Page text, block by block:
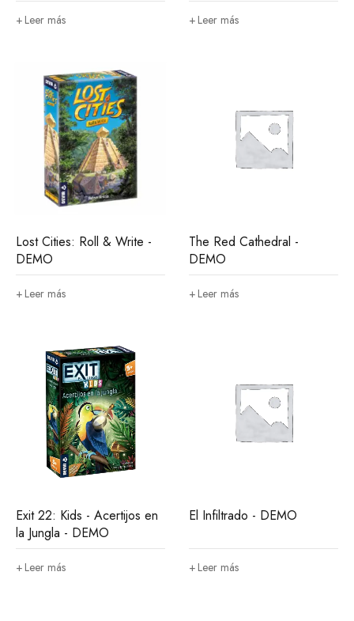
Leer más Leer más
Lost Cities: Roll & Write -
DEMO
Leer más
The Red Cathedral -
DEMO
Leer más
Exit 22: Kids - Acertijos en
la Jungla - DEMO
Leer más
El Infiltrado - DEMO
Leer más